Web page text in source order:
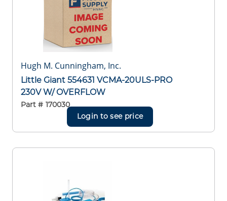
Hugh M. Cunningham, Inc.
Little Giant 554631 VCMA-20ULS-PRO
230V W/ OVERFLOW
Part # 170030
Login to see price